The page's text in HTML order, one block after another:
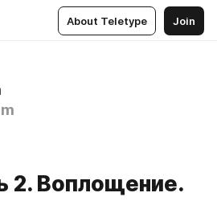
About Teletype Join
2. Воплощение.